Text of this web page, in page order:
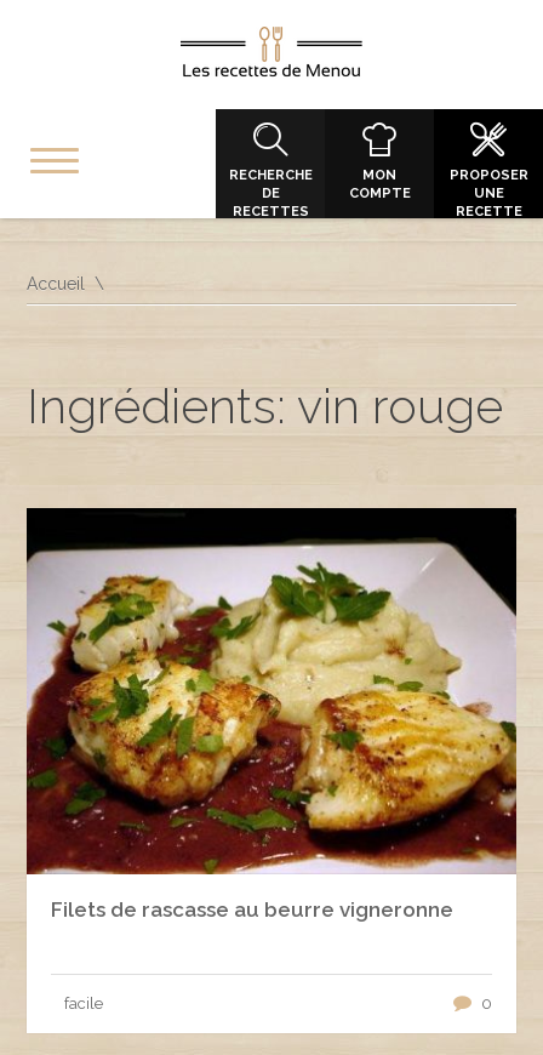
RECHERCHE
DE
RECETTES
MON
COMPTE
PROPOSER
UNE
RECETTE
Accueil
Ingrédients: vin rouge
Filets de rascasse au beurre vigneronne
facile 0